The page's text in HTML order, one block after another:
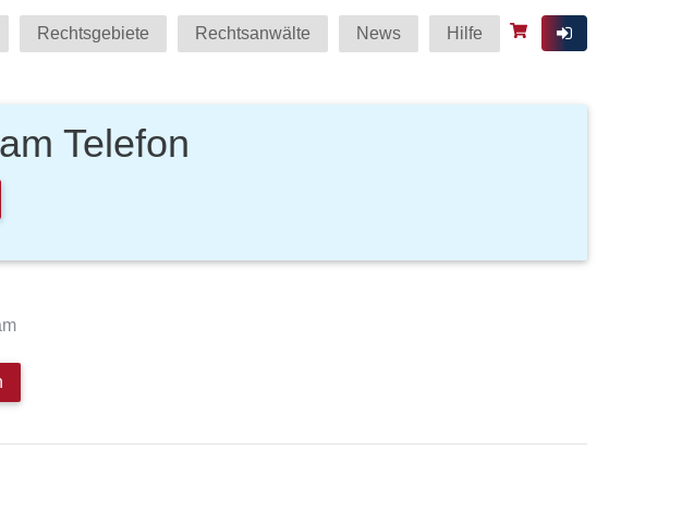
Rechtsgebiete Rechtsanwälte News Hilfe
Telefon